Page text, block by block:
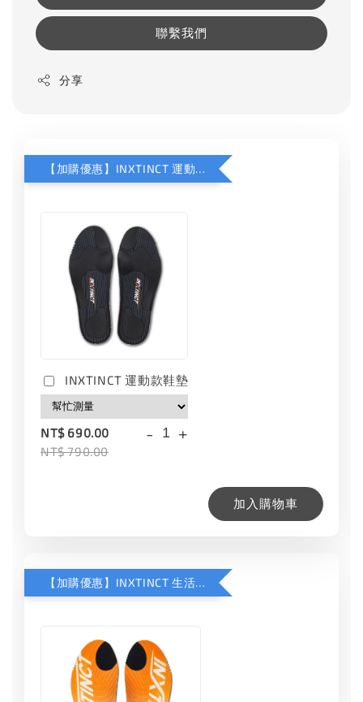
聯繫我們
分享
【加購優惠】INXTINCT 運動款鞋墊
INXTINCT 運動款鞋墊
NT$ 690.00
NT$ 790.00
- +
加入購物車
【加購優惠】INXTINCT 生活日用鞋墊